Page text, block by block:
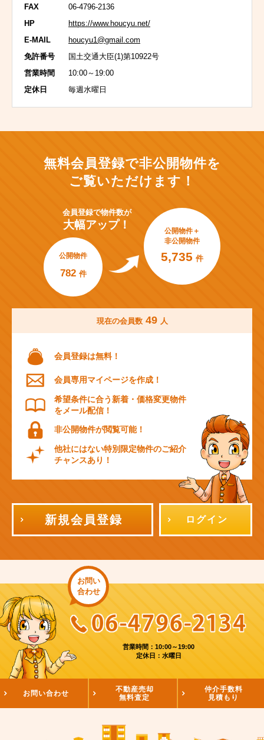
FAX
06-4796-2136
HP
https://www.houcyu.net/
E-MAIL
houcyu1@gmail.com
免許番号
国土交通大臣(1)第10922号
営業時間
10:00～19:00
定休日
毎週水曜日
無料会員登録で非公開物件を
ご覧いただけます！
会員登録で物件数が
大幅アップ！
公開物件
782 件
公開物件＋
非公開物件
5,735 件
現在の会員数 49 人
会員登録は無料！
会員専用マイページを作成！
希望条件に合う新着・価格変更物件
をメール配信！
非公開物件が閲覧可能！
他社にはない特別限定物件のご紹介
チャンスあり！
新規会員登録 ログイン
お問い
合わせ
営業時間：10:00～19:00
定休日：水曜日
お問い合わせ
不動産売却
無料査定
仲介手数料
見積もり